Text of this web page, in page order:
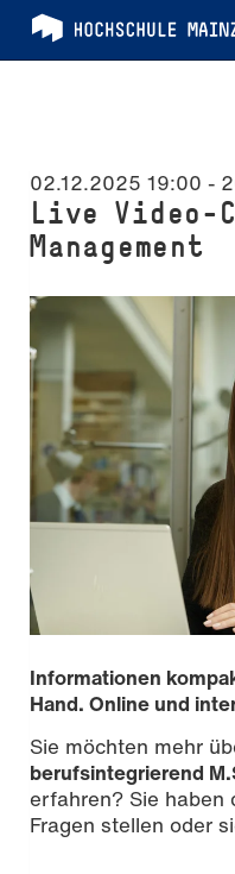
02.12.2025 19:00 -
Live
Management
Informationen
Hand. Online und
Sie möchten mehr
berufsintegrierend
erfahren? Sie haben
Fragen stellen oder